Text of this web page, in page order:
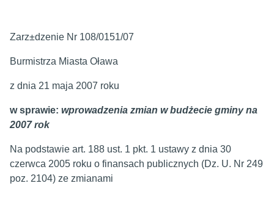
Zarz±dzenie Nr 108/0151/07
Burmistrza Miasta Oława
z dnia 21 maja 2007 roku
w sprawie: wprowadzenia zmian w budżecie gminy na
2007 rok
Na podstawie art. 188 ust. 1 pkt. 1 ustawy z dnia 30
czerwca 2005 roku o finansach publicznych (Dz. U. Nr 249
poz. 2104) ze zmianami